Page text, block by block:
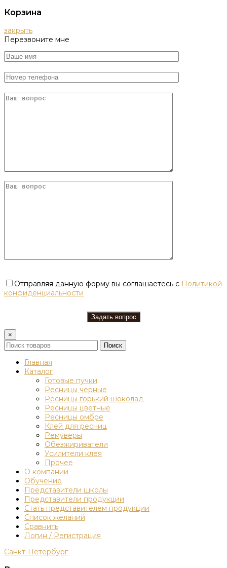
Корзина
закрыть
Перезвоните мне
Отправляя данную форму вы соглашаетесь с Политикой
конфиденциальности
×
Поиск
Главная
Каталог
Готовые пучки
Ресницы черные
Ресницы горький шоколад
Ресницы цветные
Ресницы омбре
Клей для ресниц
Ремуверы
Обезжириватели
Усилители клея
Прочее
О компании
Обучение
Представители школы
Представители продукции
Стать представителем продукции
Список желаний
Сравнить
Логин / Регистрация
Санкт-Петербург